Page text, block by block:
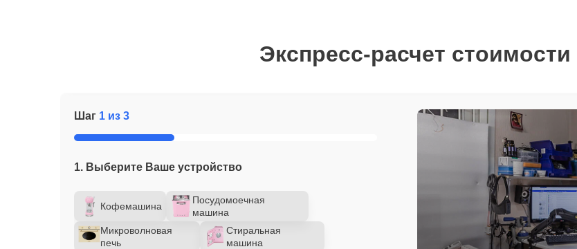
Экспресс-расчет
Шаг 1 из 3
1. Выберите Ваше устройство
Кофемашина
Посудомоечная
машина
Микроволновая
печь
Стиральная
машина